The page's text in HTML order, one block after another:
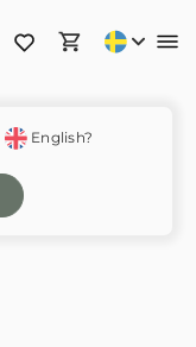
English?